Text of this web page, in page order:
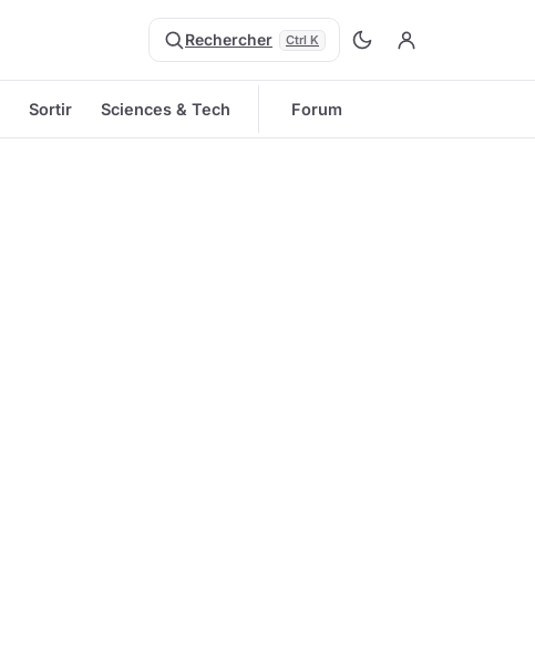
Rechercher Ctrl K
Sortir Sciences & Tech Forum